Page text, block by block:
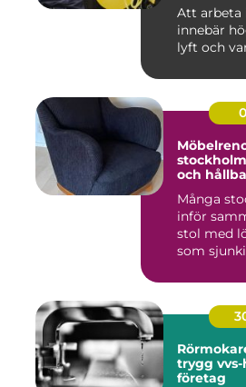
Att arbeta
innebär
lyft och
stockholm när hantverk
och
Många
inför
stol med
som
trygg
företag